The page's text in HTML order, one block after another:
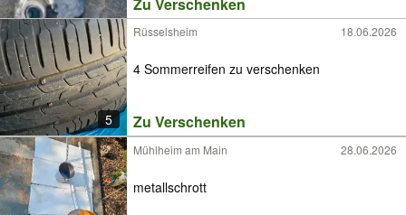
5
Rüsselsheim 18.06.2026
4 Sommerreifen zu verschenken
Zu Verschenken
Mühlheim am Main 28.06.2026
metallschrott